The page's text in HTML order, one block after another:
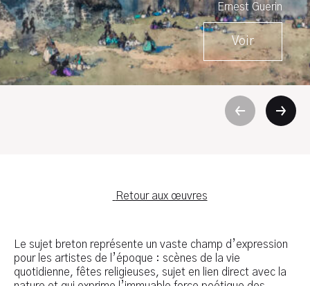
Ernest Guerin
Voir
Retour aux œuvres
Le sujet breton représente un vaste champ d’expression
pour les artistes de l’époque : scènes de la vie
quotidienne, fêtes religieuses, sujet en lien direct avec la